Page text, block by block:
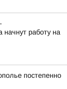
начнут работу на
постепенно